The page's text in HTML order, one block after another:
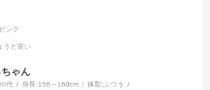
ンク
うど良い
ゃん
代 身長:156～160cm 体型:ふつう